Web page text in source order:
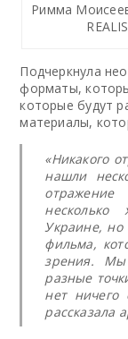
Римма
Подчеркнула
форматы,
которые будут
материалы,
«Никакого
нашли
Украине, но
фильма,
зрения.
разные
нет ничего
рассказала